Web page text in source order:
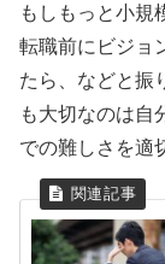
もしもっと小規
転職前にビジョ
たら、などと振
も大切なのは自
での難しさを適